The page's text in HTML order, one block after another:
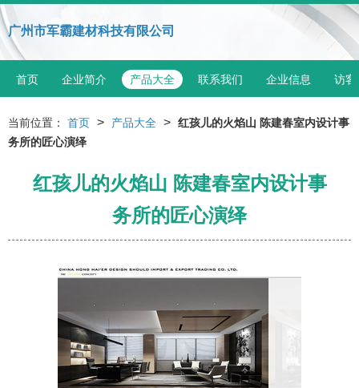
广州市军霸建材科技有限公司
首页 企业简介 产品大全 联系我们 企业信息 访客
当前位置： 首页 > 产品大全 > 红孩儿的火焰山 陈建春室内设计事
务所的匠心演绎
红孩儿的火焰山 陈建春室内设计事
务所的匠心演绎